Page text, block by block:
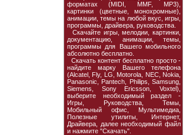
форматах (MIDI, MMF, MP3),
картинки (цветные, монохромные),
анимации, темы на любой вкус, игры,
программы, драйвера, руководства.
Скачайте игры, мелодии, картинки,
документацию, анимации, темы,
программы для Вашего мобильного
абсолютно бесплатно.
Скачать контент бесплатно просто -
найдите марку Вашего телефона
(Alcatel, Fly, LG, Motorola, NEC, Nokia,
Panasonic, Pantech, Philips, Samsung,
Siemens, Sony Ericsson, Voxtel),
выберите необходимый раздел -
Игры, Руководства, Темы,
Мобильный офис, Мультимедиа,
Полезные утилиты, Интернет,
Драйвера, далее необходимый файл
и нажмите "Скачать".